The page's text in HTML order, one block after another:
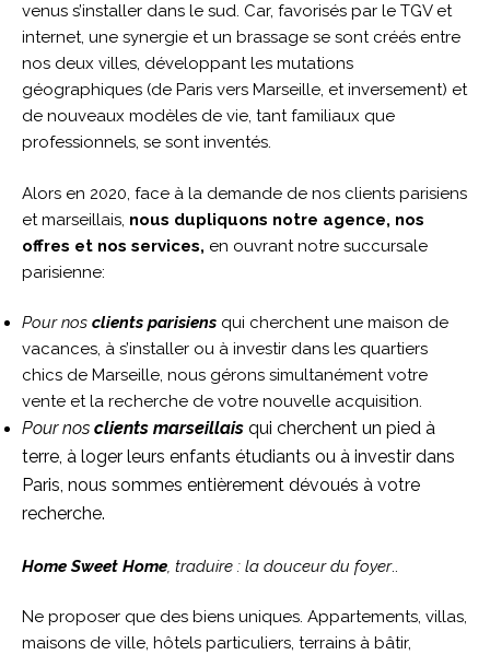
venus s’installer dans le sud. Car, favorisés par le TGV et
internet, une synergie et un brassage se sont créés entre
nos deux villes, développant les mutations
géographiques (de Paris vers Marseille, et inversement) et
de nouveaux modèles de vie, tant familiaux que
professionnels, se sont inventés.
Alors en 2020, face à la demande de nos clients parisiens
et marseillais, nous dupliquons notre agence, nos
offres et nos services, en ouvrant notre succursale
parisienne:
Pour nos clients parisiens qui cherchent une maison de
vacances, à s’installer ou à investir dans les quartiers
chics de Marseille, nous gérons simultanément votre
vente et la recherche de votre nouvelle acquisition.
Pour nos clients marseillais qui cherchent un pied à
terre, à loger leurs enfants étudiants ou à investir dans
Paris, nous sommes entièrement dévoués à votre
recherche.
Home Sweet Home, traduire : la douceur du foyer..
Ne proposer que des biens uniques. Appartements, villas,
maisons de ville, hôtels particuliers, terrains à bâtir,